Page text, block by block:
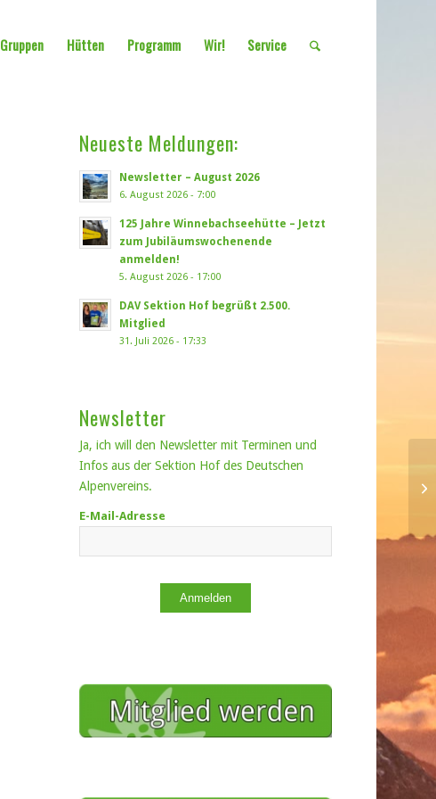
Gruppen Hütten Programm Wir! Service
Neueste Meldungen:
Newsletter – August 2026
6. August 2026 - 7:00
125 Jahre Winnebachseehütte – Jetzt
zum Jubiläumswochenende
anmelden!
5. August 2026 - 17:00
DAV Sektion Hof begrüßt 2.500.
Mitglied
31. Juli 2026 - 17:33
Newsletter
Ja, ich will den Newsletter mit Terminen und
Infos aus der Sektion Hof des Deutschen
Alpenvereins.
E-Mail-Adresse
Anmelden